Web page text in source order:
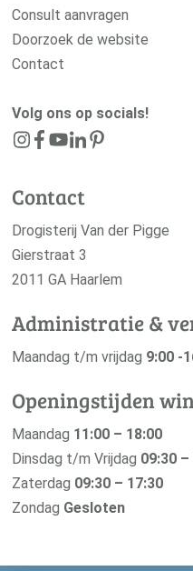
Consult aanvragen
Doorzoek de website
Contact
Volg ons op socials!
Contact
Drogisterij Van der Pigge
Gierstraat 3
2011 GA Haarlem
Administratie &
Maandag t/m vrijdag 9:00 -
Openingstijden
Maandag 11:00 – 18:00
Dinsdag t/m Vrijdag 09:30 –
Zaterdag 09:30 – 17:30
Zondag Gesloten